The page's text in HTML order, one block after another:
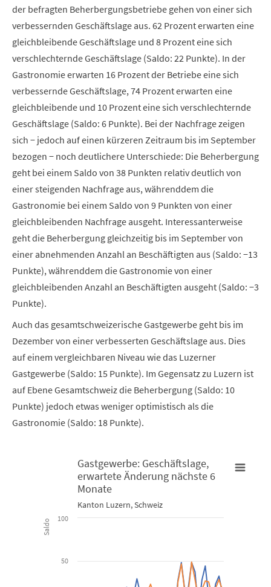
der befragten Beherbergungsbetriebe gehen von einer sich
verbessernden Geschäftslage aus. 62 Prozent erwarten eine
gleichbleibende Geschäftslage und 8 Prozent eine sich
verschlechternde Geschäftslage (Saldo: 22 Punkte). In der
Gastronomie erwarten 16 Prozent der Betriebe eine sich
verbessernde Geschäftslage, 74 Prozent erwarten eine
gleichbleibende und 10 Prozent eine sich verschlechternde
Geschäftslage (Saldo: 6 Punkte). Bei der Nachfrage zeigen
sich − jedoch auf einen kürzeren Zeitraum bis im September
bezogen − noch deutlichere Unterschiede: Die Beherbergung
geht bei einem Saldo von 38 Punkten relativ deutlich von
einer steigenden Nachfrage aus, währenddem die
Gastronomie bei einem Saldo von 9 Punkten von einer
gleichbleibenden Nachfrage ausgeht. Interessanterweise
geht die Beherbergung gleichzeitig bis im September von
einer abnehmenden Anzahl an Beschäftigten aus (Saldo: −13
Punkte), währenddem die Gastronomie von einer
gleichbleibenden Anzahl an Beschäftigten ausgeht (Saldo: −3
Punkte).
Auch das gesamtschweizerische Gastgewerbe geht bis im
Dezember von einer verbesserten Geschäftslage aus. Dies
auf einem vergleichbaren Niveau wie das Luzerner
Gastgewerbe (Saldo: 15 Punkte). Im Gegensatz zu Luzern ist
auf Ebene Gesamtschweiz die Beherbergung (Saldo: 10
Punkte) jedoch etwas weniger optimistisch als die
Gastronomie (Saldo: 18 Punkte).
Gastgewerbe: Geschäftslage, erwartete Änderung nächste 6
Combination chart with 3 data series.
Kanton Luzern, Schweiz
View as data table, Gastgewerbe: Geschäftslage,
The chart has 1 X axis displaying Time. Data ranges from
Saldo
Gastgewerbe: Geschäftslage,
erwartete Änderung nächste 6
Monate
Kanton Luzern, Schweiz
50
100